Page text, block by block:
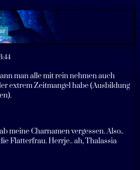
man alle mit rein nehmen auch
extrem Zeitmangel habe (Ausbildung
meine Charnamen vergessen. Also..
Flatterfrau. Herrje.. ah, Thalassia